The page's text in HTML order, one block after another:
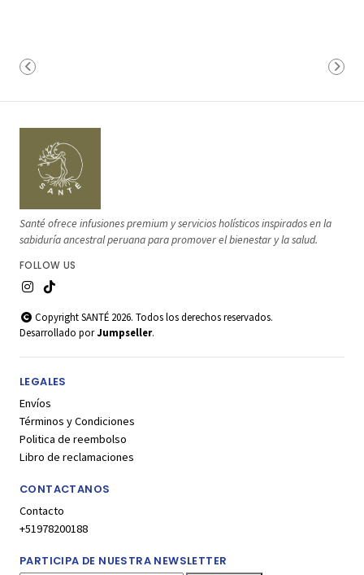
Santé ofrece infusiones premium y servicios holísticos inspirados en la
sabiduría ancestral peruana para promover el bienestar y la salud.
FOLLOW US
Copyright SANTÉ 2026. Todos los derechos reservados.
Desarrollado porJumpseller.
LEGALES
Envíos
Términos y Condiciones
Politica de reembolso
Libro de reclamaciones
CONTACTANOS
Contacto
+51978200188
PARTICIPA DE NUESTRA NEWSLETTER